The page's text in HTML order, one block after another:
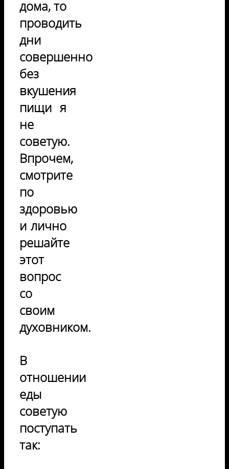
дома, то
проводить
дни
совершенно
без
вкушения
пищи я
не
советую.
Впрочем,
смотрите
по
здоровью
и лично
решайте
этот
вопрос
со
своим
духовником.
В
отношении
еды
советую
поступать
так: